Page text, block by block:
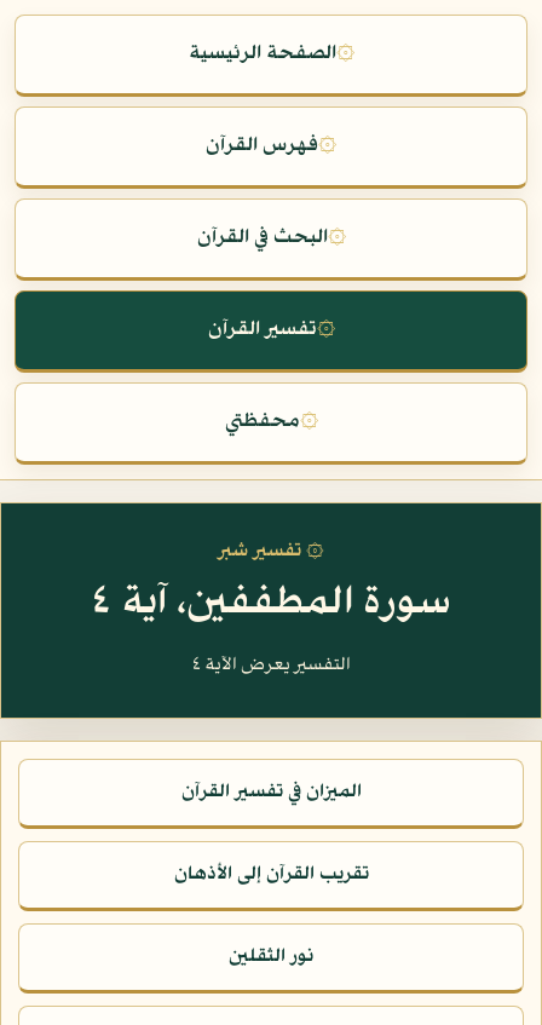
۞الصفحة الرئيسية
۞فهرس القرآن
۞البحث في القرآن
۞تفسير القرآن
۞محفظتي
۞ تفسير شبر
سورة المطففين، آية ٤
التفسير يعرض الآية ٤
الميزان في تفسير القرآن
تقريب القرآن إلى الأذهان
نور الثقلين